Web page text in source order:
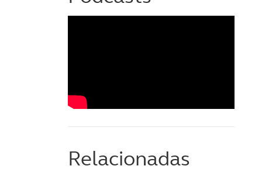
Relacionadas